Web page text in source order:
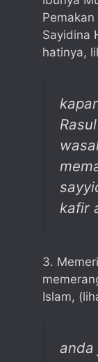
Sayidina
hatinya,
kafir
3.
Islam,
anda